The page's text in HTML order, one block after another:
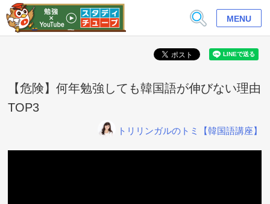
MENU
【危険】何年勉強しても韓国語が伸びない理由
TOP3
トリリンガルのトミ【韓国語講座】